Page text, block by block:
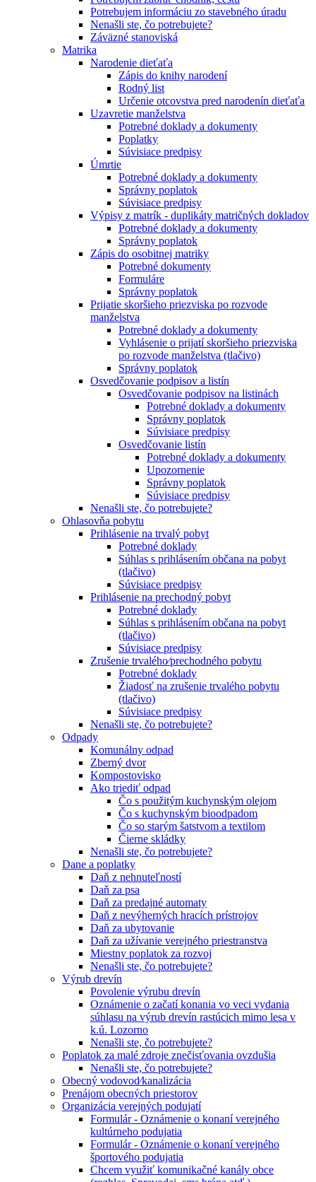
Potrebujem informáciu zo stavebného úradu
Nenašli ste, čo potrebujete?
Záväzné stanoviská
Matrika
Narodenie dieťaťa
Zápis do knihy narodení
Rodný list
Určenie otcovstva pred narodenín dieťaťa
Uzavretie manželstva
Potrebné doklady a dokumenty
Poplatky
Súvisiace predpisy
Úmrtie
Potrebné doklady a dokumenty
Správny poplatok
Súvisiace predpisy
Výpisy z matrík - duplikáty matričných dokladov
Potrebné doklady a dokumenty
Správny poplatok
Zápis do osobitnej matriky
Potrebné dokumenty
Formuláre
Správny poplatok
Prijatie skoršieho priezviska po rozvode
manželstva
Potrebné doklady a dokumenty
Vyhlásenie o prijatí skoršieho priezviska
po rozvode manželstva (tlačivo)
Správny poplatok
Osvedčovanie podpisov a listín
Osvedčovanie podpisov na listinách
Potrebné doklady a dokumenty
Správny poplatok
Súvisiace predpisy
Osvedčovanie listín
Potrebné doklady a dokumenty
Upozornenie
Správny poplatok
Súvisiace predpisy
Nenašli ste, čo potrebujete?
Ohlasovňa pobytu
Prihlásenie na trvalý pobyt
Potrebné doklady
Súhlas s prihlásením občana na pobyt
(tlačivo)
Súvisiace predpisy
Prihlásenie na prechodný pobyt
Potrebné doklady
Súhlas s prihlásením občana na pobyt
(tlačivo)
Súvisiace predpisy
Zrušenie trvalého⁄prechodného pobytu
Potrebné doklady
Žiadosť na zrušenie trvalého pobytu
(tlačivo)
Súvisiace predpisy
Nenašli ste, čo potrebujete?
Odpady
Komunálny odpad
Zberný dvor
Kompostovisko
Ako triediť odpad
Čo s použitým kuchynským olejom
Čo s kuchynským bioodpadom
Čo so starým šatstvom a textilom
Čierne skládky
Nenašli ste, čo potrebujete?
Dane a poplatky
Daň z nehnuteľností
Daň za psa
Daň za predajné automaty
Daň z nevýherných hracích prístrojov
Daň za ubytovanie
Daň za užívanie verejného priestranstva
Miestny poplatok za rozvoj
Nenašli ste, čo potrebujete?
Výrub drevín
Povolenie výrubu drevín
Oznámenie o začatí konania vo veci vydania
súhlasu na výrub drevín rastúcich mimo lesa v
k.ú. Lozorno
Nenašli ste, čo potrebujete?
Poplatok za malé zdroje znečisťovania ovzdušia
Nenašli ste, čo potrebujete?
Obecný vodovod⁄kanalizácia
Prenájom obecných priestorov
Organizácia verejných podujatí
Formulár - Oznámenie o konaní verejného
kultúrneho podujatia
Formulár - Oznámenie o konaní verejného
športového podujatia
Chcem využiť komunikačné kanály obce